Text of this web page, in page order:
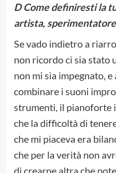
D Come definiresti la
artista,
Se vado indietro a
non ricordo ci sia stato
non mi sia impegnato,
combinare i suoni
strumenti, il pianoforte
che la difficoltà di
che mi piaceva era
che per la verità non
di crearne altra che